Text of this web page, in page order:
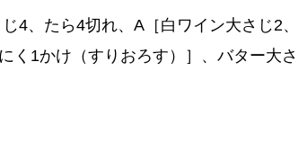
4、たら4切れ、A［白ワイン大さじ2、
く1かけ（すりおろす）］、バター大さ